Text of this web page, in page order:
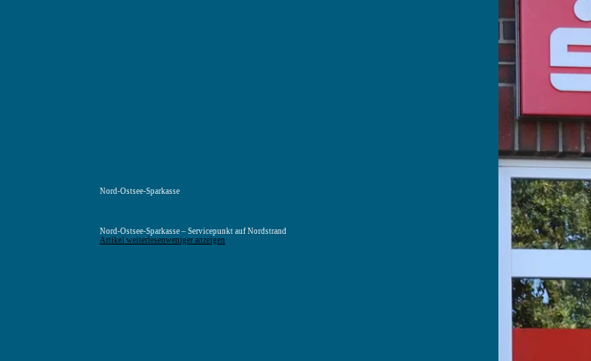
Unterkünfte suchen
Nord-Ostsee-Sparkasse
Nord-Ostsee-Sparkasse – Servicepunkt auf Nordstrand
Artikel weiterlesenweniger anzeigen